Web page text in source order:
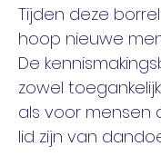
Tijden deze
hoop nieuwe
De
zowel
als voor mensen
lid zijn van